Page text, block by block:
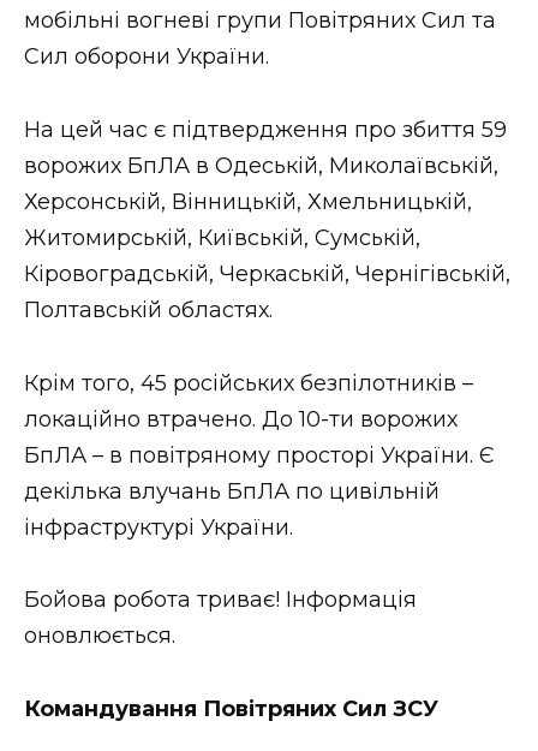
мобільні вогневі групи Повітряних Сил та
Сил оборони України.
На цей час є підтвердження про збиття 59
ворожих БпЛА в Одеській, Миколаївській,
Херсонській, Вінницькій, Хмельницькій,
Житомирській, Київській, Сумській,
Кіровоградській, Черкаській, Чернігівській,
Полтавській областях.
Крім того, 45 російських безпілотників –
локаційно втрачено. До 10-ти ворожих
БпЛА – в повітряному просторі України. Є
декілька влучань БпЛА по цивільній
інфраструктурі України.
Бойова робота триває! Інформація
оновлюється.
Командування Повітряних Сил ЗСУ